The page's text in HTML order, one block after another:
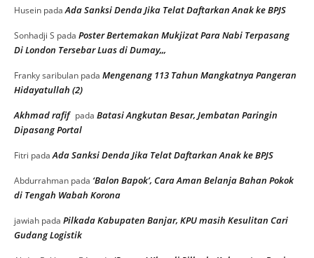
Husein padaAda Sanksi Denda Jika Telat Daftarkan Anak ke BPJS
Sonhadji S pada Poster Bertemakan Mukjizat Para Nabi Terpasang
Di London Tersebar Luas di Dumay,,,
Franky saribulan pada Mengenang 113 Tahun Mangkatnya Pangeran
Hidayatullah (2)
Akhmad rafif pada Batasi Angkutan Besar, Jembatan Paringin
Dipasang Portal
Fitri padaAda Sanksi Denda Jika Telat Daftarkan Anak ke BPJS
Abdurrahman pada ‘Balon Bapok’, Cara Aman Belanja Bahan Pokok
di Tengah Wabah Korona
jawiah pada Pilkada Kabupaten Banjar, KPU masih Kesulitan Cari
Gudang Logistik